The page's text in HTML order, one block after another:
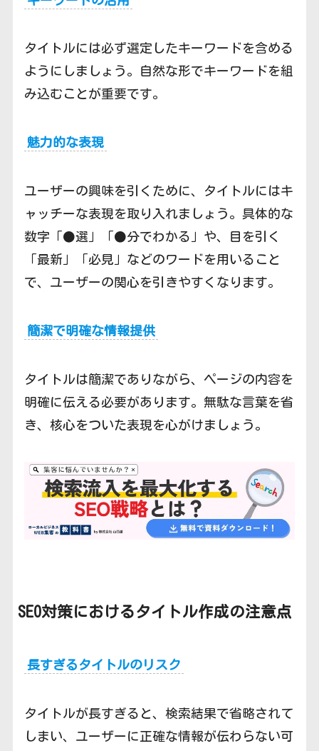
タイトルには必ず選定したキーワードを含める
ようにしましょう。自然な形でキーワードを組
み込むことが重要です。
魅力的な表現
ユーザーの興味を引くために、タイトルにはキ
ャッチーな表現を取り入れましょう。具体的な
数字「●選」「●分でわかる」や、目を引く
「最新」「必見」などのワードを用いること
で、ユーザーの関心を引きやすくなります。
簡潔で明確な情報提供
タイトルは簡潔でありながら、ページの内容を
明確に伝える必要があります。無駄な言葉を省
き、核心をついた表現を心がけましょう。
SEO対策におけるタイトル作成の注意点
長すぎるタイトルのリスク
タイトルが長すぎると、検索結果で省略されて
しまい、ユーザーに正確な情報が伝わらない可